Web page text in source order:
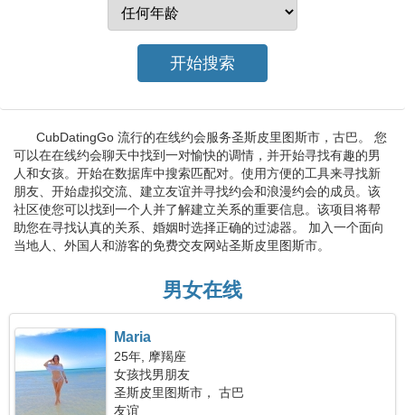
CubDatingGo 流行的在线约会服务圣斯皮里图斯市，古巴。 您
可以在在线约会聊天中找到一对愉快的调情，并开始寻找有趣的男
人和女孩。开始在数据库中搜索匹配对。使用方便的工具来寻找新
朋友、开始虚拟交流、建立友谊并寻找约会和浪漫约会的成员。该
社区使您可以找到一个人并了解建立关系的重要信息。该项目将帮
助您在寻找认真的关系、婚姻时选择正确的过滤器。 加入一个面向
当地人、外国人和游客的免费交友网站圣斯皮里图斯市。
男女在线
Maria
25年, 摩羯座
女孩找男朋友
圣斯皮里图斯市， 古巴
友谊